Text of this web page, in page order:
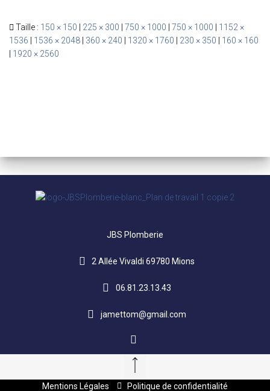
Taille : 150 × 150 225 × 300 750 × 1000 750 × 1000
1152 ×
1536
1536 × 2048 360 × 240 1320 × 1760 230 × 350
160 × 160
1920 × 2560
JBS Plomberie
2 Allée Vivaldi 69780 Mions
06.81.23.13.43
jamettom@gmail.com
Mentions Légales Politique de confidentialité